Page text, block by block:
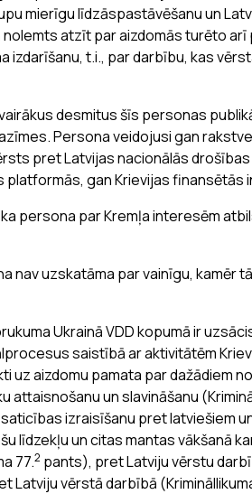
mierīgu līdzāspastāvēšanu un
atzīt par aizdomās turēto arī
t.i., par darbību, kas
desmitus šīs personas
Persona veidojusi gan
pret Latvijas nacionālās
gan Krievijas finansētās
persona par Kremļa interesēm
nav uzskatāma par vainīgu, kamēr
Ukrainā VDD kopumā ir
saistībā ar aktivitātēm
uz aizdomu pamata par dažādiem
un slavināšanu
izraisīšanu pret latviešiem
līdzekļu un citas mantas vākšanā
77.2 pants), pret Latviju vērstu
Latviju vērstā darbībā